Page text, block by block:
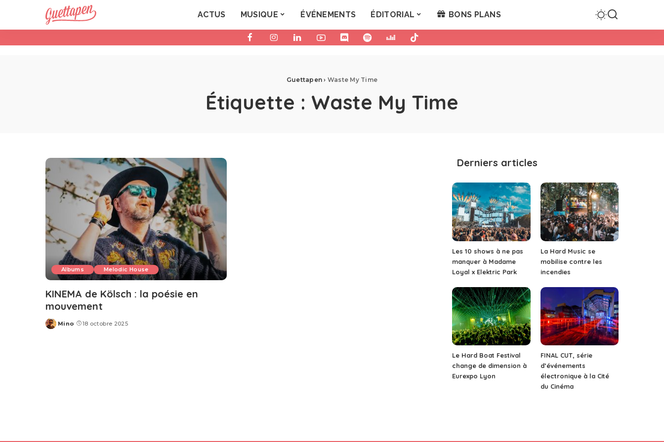
ACTUS MUSIQUE ÉVÉNEMENTS ÉDITORIAL BONS PLANS
Guettapen › Waste My Time
Étiquette : Waste My Time
Albums Melodic House
KINEMA de Kölsch : la poésie en
mouvement
Posted
Mino 18 octobre 2025
Derniers articles
Les 10 shows à ne pas
manquer à Madame
Loyal x Elektric Park
La Hard Music se
mobilise contre les
incendies
Le Hard Boat Festival
change de dimension à
Eurexpo Lyon
FINAL CUT, série
d’événements
électronique à la Cité
du Cinéma